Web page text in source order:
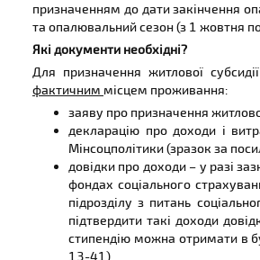
призначенням до дати закінчення
та опалювальний сезон (з 1 жовтня
Які документи необхідні?
Для призначення житлової
фактичним місцем проживання:
заяву про призначення
декларацію про доходи і
Мінсоцполітики (зразок за
довідки про доходи – у разі
фондах соціального
підрозділу з питань
підтвердити такі доходи
стипендію можна отримати в
13-41)